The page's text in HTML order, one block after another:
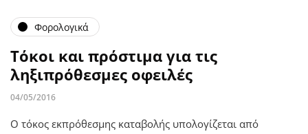
Φορολογικά
Τόκοι και πρόστιμα για τις
ληξιπρόθεσμες οφειλές
04/05/2016
Ο τόκος εκπρόθεσμης καταβολής υπολογίζεται από